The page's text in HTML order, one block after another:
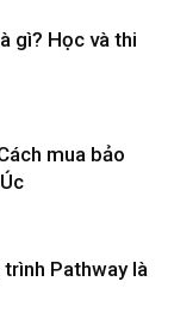
gì? Học và thi
mua bảo
Pathway là